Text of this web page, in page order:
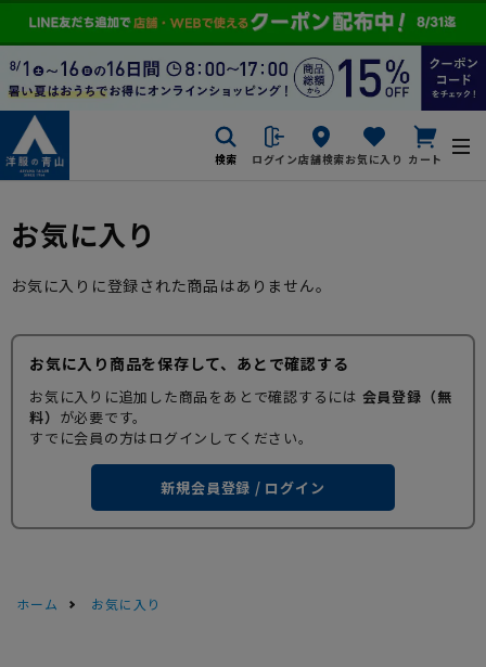
検索 ログイン店舗検索お気に入り カート
お気に入り
お気に入りに登録された商品はありません。
お気に入り商品を保存して、あとで確認する
お気に入りに追加した商品をあとで確認するには 会員登録（無
料） が必要です。
すでに会員の方はログインしてください。
新規会員登録 / ログイン
ホーム お気に入り